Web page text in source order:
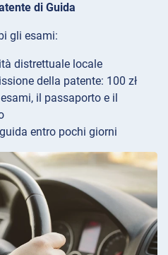
di Guida
gli esami:
distrettuale locale
della patente: 100 zł
il passaporto e il
entro pochi giorni